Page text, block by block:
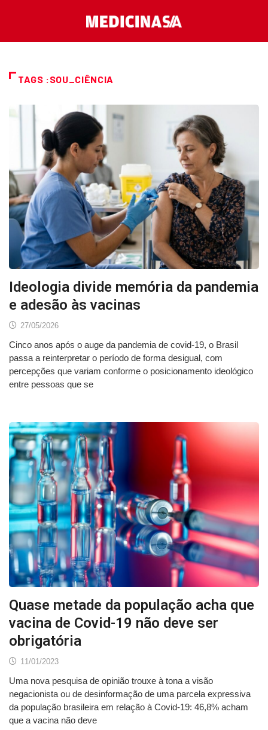
TAGS :SOU_CIÊNCIA
Ideologia divide memória da pandemia
e adesão às vacinas
27/05/2026
Cinco anos após o auge da pandemia de covid-19, o Brasil
passa a reinterpretar o período de forma desigual, com
percepções que variam conforme o posicionamento ideológico
entre pessoas que se
Quase metade da população acha que
vacina de Covid-19 não deve ser
obrigatória
11/01/2023
Uma nova pesquisa de opinião trouxe à tona a visão
negacionista ou de desinformação de uma parcela expressiva
da população brasileira em relação à Covid-19: 46,8% acham
que a vacina não deve